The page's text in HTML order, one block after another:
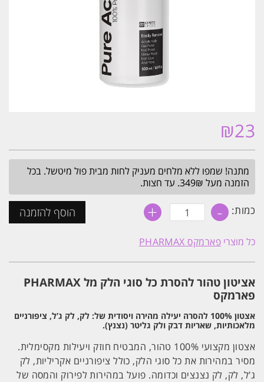
₪23
מתנה! שמפו ללא מלחים מעניק לחות מבית פול מיטשל. בכל
הזמנה מעל 349₪. עד חצות.
כמות: - כמות
של
100%
טהור
כל
הלק
PHARMAX
פארמקס
+ הוסף להזמנה
כל מוצרי פארמקס PHARMAX
אציטון טהור להסרת כל סוגי הלק מל PHARMAX
פארמקס
אצטון 100% להסרה יעילה מהירה ויסודית של: לק, לק ג’ל, ציפורניים
מלאכותיות, שאריות דבק ולק גליטר (נצנץ).
אצטון מקצועי 100% טהור, המבטיח חוזק ויעילות מקסימלית.
מסיר במהירות את כל סוגי הלק, כולל ציפורניים אקריליות, לק
ג’ל, לק, לק נצנצים וכדומה. פועל במהירות לפירוק והמסה של